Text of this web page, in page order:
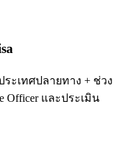
ะเทศปลายทาง + ช่วง
Officer และประเมิน